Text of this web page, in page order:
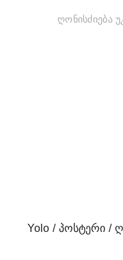
ᲦᲝᲜᲘᲡᲫᲘᲔᲑᲐ
Yolo პოსტერი